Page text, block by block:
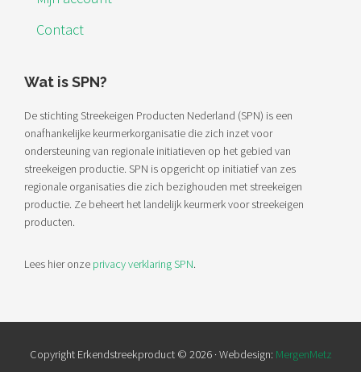
Contact
Wat is SPN?
De stichting Streekeigen Producten Nederland (SPN) is een
onafhankelijke keurmerkorganisatie die zich inzet voor
ondersteuning van regionale initiatieven op het gebied van
streekeigen productie. SPN is opgericht op initiatief van zes
regionale organisaties die zich bezighouden met streekeigen
productie. Ze beheert het landelijk keurmerk voor streekeigen
producten.
Lees hier onze privacy verklaring SPN.
Copyright Erkendstreekproduct © 2026 · Webdesign: MergenMetz